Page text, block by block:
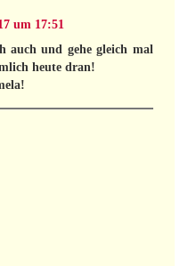
um 17:51
auch und gehe gleich mal
heute dran!